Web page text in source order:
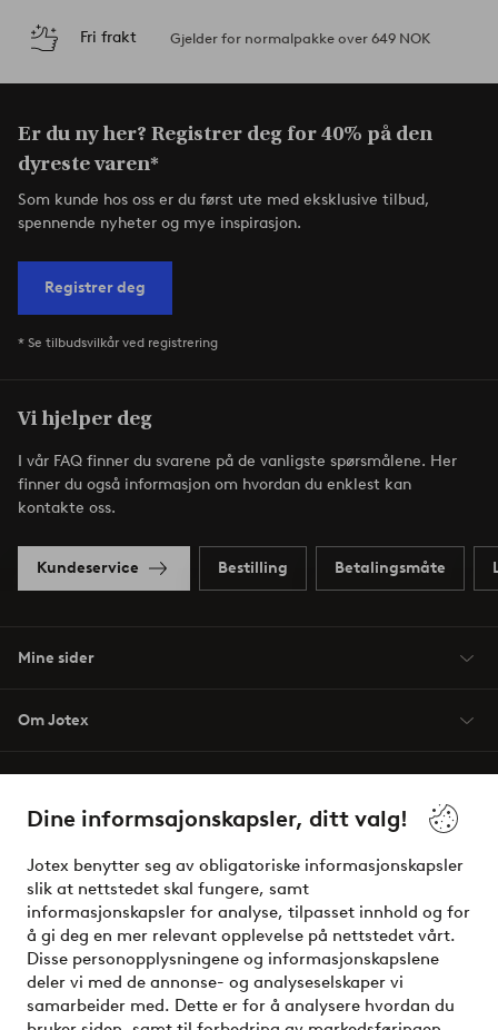
Dine informsajonskapsler, ditt valg!
Jotex benytter seg av obligatoriske informasjonskapsler
slik at nettstedet skal fungere, samt
informasjonskapsler for analyse, tilpasset innhold og for
å gi deg en mer relevant opplevelse på nettstedet vårt.
Disse personopplysningene og informasjonskapslene
deler vi med de annonse- og analyseselskaper vi
samarbeider med. Dette er for å analysere hvordan du
Fri frakt Gjelder for normalpakke over 649 NOK
Er du ny her? Registrer deg for 40% på den
dyreste varen*
Som kunde hos oss er du først ute med eksklusive tilbud,
spennende nyheter og mye inspirasjon.
Registrer deg
* Se tilbudsvilkår ved registrering
Vi hjelper deg
I vår FAQ finner du svarene på de vanligste spørsmålene. Her
finner du også informasjon om hvordan du enklest kan
kontakte oss.
Kundeservice Bestilling Betalingsmåte
Mine sider
Om Jotex
Venner
Sikre betalinger - Betal direkte eller del opp